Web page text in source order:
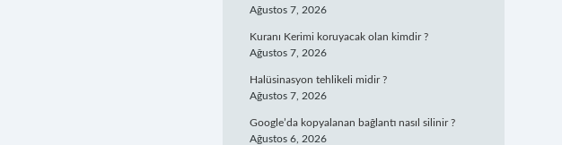
Ağustos 7, 2026
Kuranı Kerimi koruyacak olan kimdir ?
Ağustos 7, 2026
Halüsinasyon tehlikeli midir ?
Ağustos 7, 2026
Google’da kopyalanan bağlantı nasıl silinir ?
Ağustos 6, 2026